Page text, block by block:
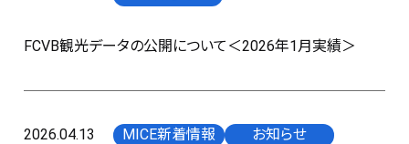
FCVB観光データの公開について＜2026年1月実績＞
2026.04.13 MICE新着情報 お知らせ